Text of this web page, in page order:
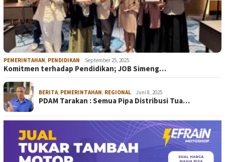
PEMERINTAHAN, PENDIDIKAN September 25, 2025
Komitmen terhadap Pendidikan; JOB Simeng…
BERITA, PEMERINTAHAN, REGIONAL Juni 8, 2025
PDAM Tarakan : Semua Pipa Distribusi Tua…